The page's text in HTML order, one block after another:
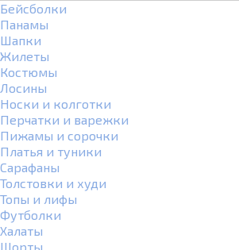
Бейсболки
Панамы
Шапки
Жилеты
Костюмы
Лосины
Носки и колготки
Перчатки и варежки
Пижамы и сорочки
Платья и туники
Сарафаны
Толстовки и худи
Топы и лифы
Футболки
Халаты
Шорты